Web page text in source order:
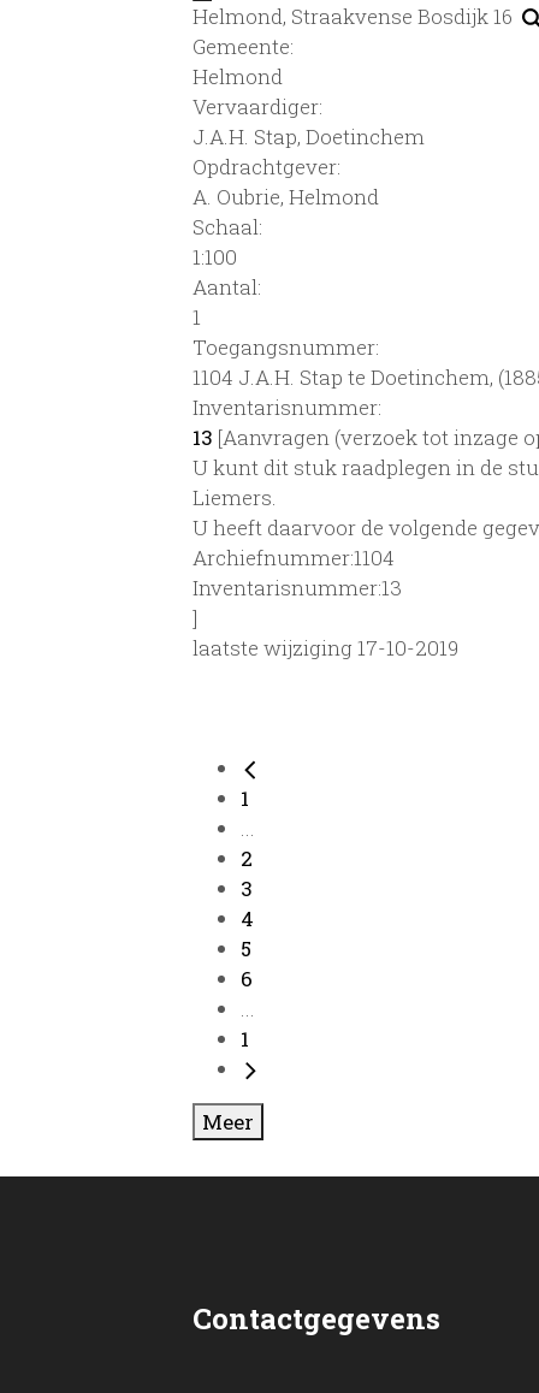
Helmond, Straakvense Bosdijk 16
Gemeente:
Helmond
Vervaardiger:
J.A.H. Stap, Doetinchem
Opdrachtgever:
A. Oubrie, Helmond
Schaal:
1:100
Aantal:
1
Toegangsnummer:
1104 J.A.H. Stap te Doetinchem,
Inventarisnummer:
13 [Aanvragen (verzoek tot inzage
U kunt dit stuk raadplegen in de
Liemers.
U heeft daarvoor de volgende
Archiefnummer:1104
Inventarisnummer:13
]
laatste wijziging 17-10-2019
1
...
2
3
4
5
6
...
1
Meer
Contactgegevens